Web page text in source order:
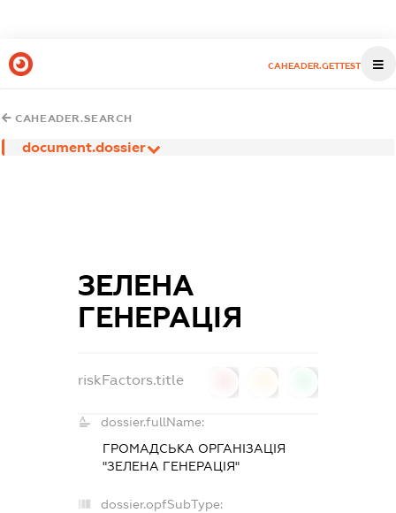
CAHEADER.GETTEST
CAHEADER.SEARCH
document.dossier
ЗЕЛЕНА
ГЕНЕРАЦІЯ
riskFactors.title
dossier.fullName:
ГРОМАДСЬКА ОРГАНІЗАЦІЯ
"ЗЕЛЕНА ГЕНЕРАЦІЯ"
dossier.opfSubType: